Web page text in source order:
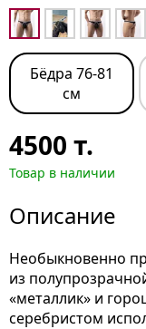
Бёдра 76-81
см
4500 т.
Товар в наличии
Описание
Необыкновенно
из
«металлик» и
серебристом